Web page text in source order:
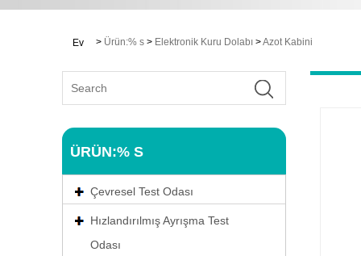
Ev > Ürün:% s > Elektronik Kuru Dolabı >Azot Kabini
ÜRÜN:% S
Çevresel Test Odası
Hızlandırılmış Ayrışma Test
Odası